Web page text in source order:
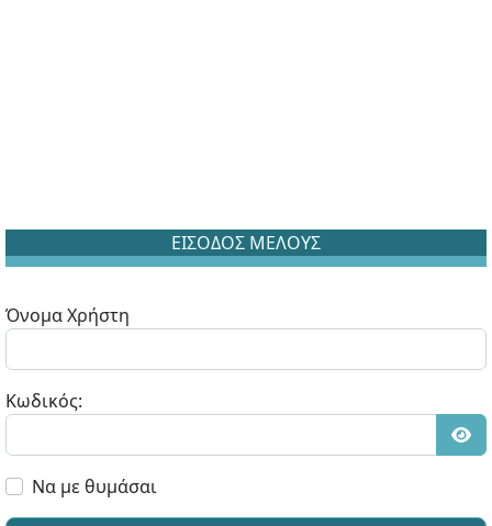
ΕΙΣΟΔΟΣ ΜΕΛΟΥΣ
Όνομα Χρήστη
Κωδικός:
Να με θυμάσαι